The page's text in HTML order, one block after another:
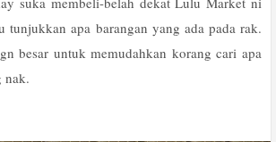
tunjukkan apa barangan yang ada pada rak.
besar untuk memudahkan korang cari apa
nak.